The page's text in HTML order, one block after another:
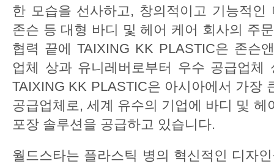
한 모습을 선사하고, 창의적이고 기능적인
존슨 등 대형 바디 및 헤어 케어 회사의 주
협력 끝에 TAIXING KK PLASTIC은 존슨
업체 상과 유니레버로부터 우수 공급업체
TAIXING KK PLASTIC은 아시아에서 가장
공급업체로, 세계 유수의 기업에 바디 및 헤
포장 솔루션을 공급하고 있습니다.
월드스타는 플라스틱 병의 혁신적인 디자